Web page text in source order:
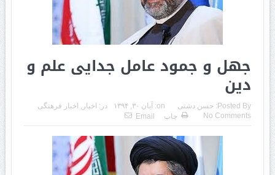
جهل و جمود عامل جدایی علم و
دین
Posted By: حسن دشتی on: آبان ۳۰, ۱۳۹۴ در: اخبار , اخبار فرهنگی
No Comments
چاپ Email